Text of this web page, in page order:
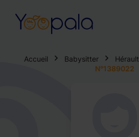
Accueil Babysitter Hérault
N°1389022